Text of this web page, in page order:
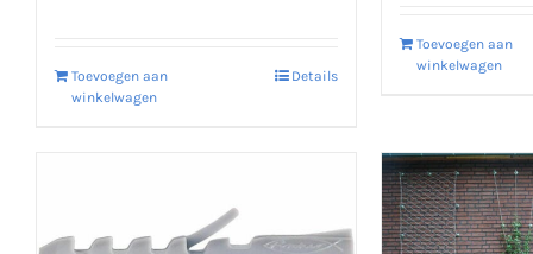
Toevoegen aan
winkelwagen
Details
Toevoegen aan
winkelwagen